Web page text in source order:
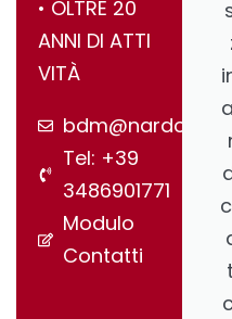
•⁠ ⁠OLTRE 20
ANNI DI ATTI
VITÀ
Tel: +39
3486901771
Modulo
Contatti